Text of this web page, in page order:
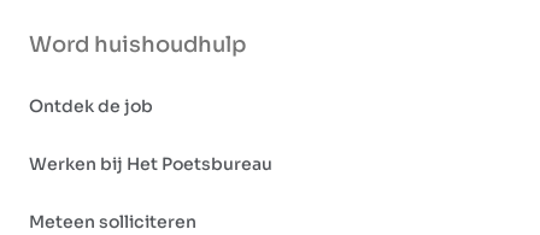
Word huishoudhulp
Ontdek de job
Werken bij Het Poetsbureau
Meteen solliciteren